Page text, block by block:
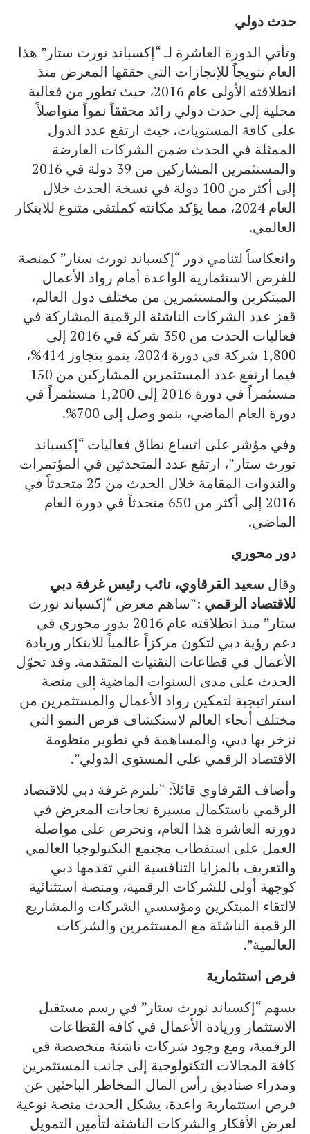
حدث دولي
وتأتي الدورة العاشرة لـ “إكسباند نورث ستار” هذا
العام تتويجاً للإنجازات التي حققها المعرض منذ
انطلاقته الأولى عام 2016، حيث تطور من فعالية
محلية إلى حدث دولي رائد محققاً نمواً متواصلاً
على كافة المستويات، حيث ارتفع عدد الدول
الممثلة في الحدث ضمن الشركات العارضة
والمستثمرين المشاركين من 39 دولة في 2016
إلى أكثر من 100 دولة في نسخة الحدث خلال
العام 2024، مما يؤكد مكانته كملتقى متنوع للابتكار
العالمي.
وانعكاساً لتنامي دور “إكسباند نورث ستار” كمنصة
للفرص الاستثمارية الواعدة أمام رواد الأعمال
المبتكرين والمستثمرين من مختلف دول العالم،
قفز عدد الشركات الناشئة الرقمية المشاركة في
فعاليات الحدث من 350 شركة في 2016 إلى
1,800 شركة في دورة 2024، بنمو يتجاوز 414%،
فيما ارتفع عدد المستثمرين المشاركين من 150
مستثمراً في دورة 2016 إلى 1,200 مستثمراً في
دورة العام الماضي، بنمو وصل إلى 700%.
وفي مؤشر على اتساع نطاق فعاليات “إكسباند
نورث ستار”، ارتفع عدد المتحدثين في المؤتمرات
والندوات المقامة خلال الحدث من 25 متحدثاً في
2016 إلى أكثر من 650 متحدثاً في دورة العام
الماضي.
دور محوري
وقال سعيد القرقاوي، نائب رئيس غرفة دبي
للاقتصاد الرقمي :”ساهم معرض “إكسباند نورث
ستار” منذ انطلاقته عام 2016 بدور محوري في
دعم رؤية دبي لتكون مركزاً عالمياً للابتكار وريادة
الأعمال في قطاعات التقنيات المتقدمة. وقد تحوّل
الحدث على مدى السنوات الماضية إلى منصة
استراتيجية لتمكين رواد الأعمال والمستثمرين من
مختلف أنحاء العالم لاستكشاف فرص النمو التي
تزخر بها دبي، والمساهمة في تطوير منظومة
الاقتصاد الرقمي على المستوى الدولي”.
وأضاف القرقاوي قائلاً: “تلتزم غرفة دبي للاقتصاد
الرقمي باستكمال مسيرة نجاحات المعرض في
دورته العاشرة هذا العام، ونحرص على مواصلة
العمل على استقطاب مجتمع التكنولوجيا العالمي
والتعريف بالمزايا التنافسية التي تقدمها دبي
كوجهة أولى للشركات الرقمية، ومنصة استثنائية
لالتقاء المبتكرين ومؤسسي الشركات والمشاريع
الرقمية الناشئة مع المستثمرين والشركات
العالمية”.
فرص استثمارية
يسهم “إكسباند نورث ستار” في رسم مستقبل
الاستثمار وريادة الأعمال في كافة القطاعات
الرقمية، ومع وجود شركات ناشئة متخصصة في
كافة المجالات التكنولوجية إلى جانب المستثمرين
ومدراء صناديق رأس المال المخاطر الباحثين عن
فرص استثمارية واعدة، يشكل الحدث منصة نوعية
لعرض الأفكار والشركات الناشئة لتأمين التمويل